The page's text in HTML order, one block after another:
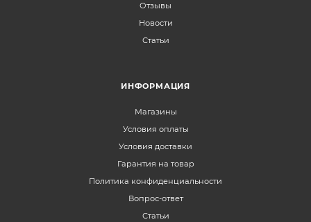
Отзывы
Новости
Статьи
ИНФОРМАЦИЯ
Магазины
Условия оплаты
Условия доставки
Гарантия на товар
Политика конфиденциальности
Вопрос-ответ
Статьи